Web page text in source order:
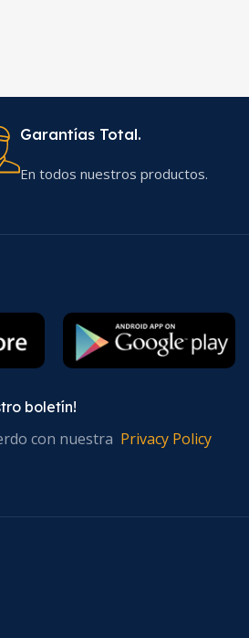
Garantías Total.
En todos nuestros productos.
boletín!
con nuestra Privacy Policy